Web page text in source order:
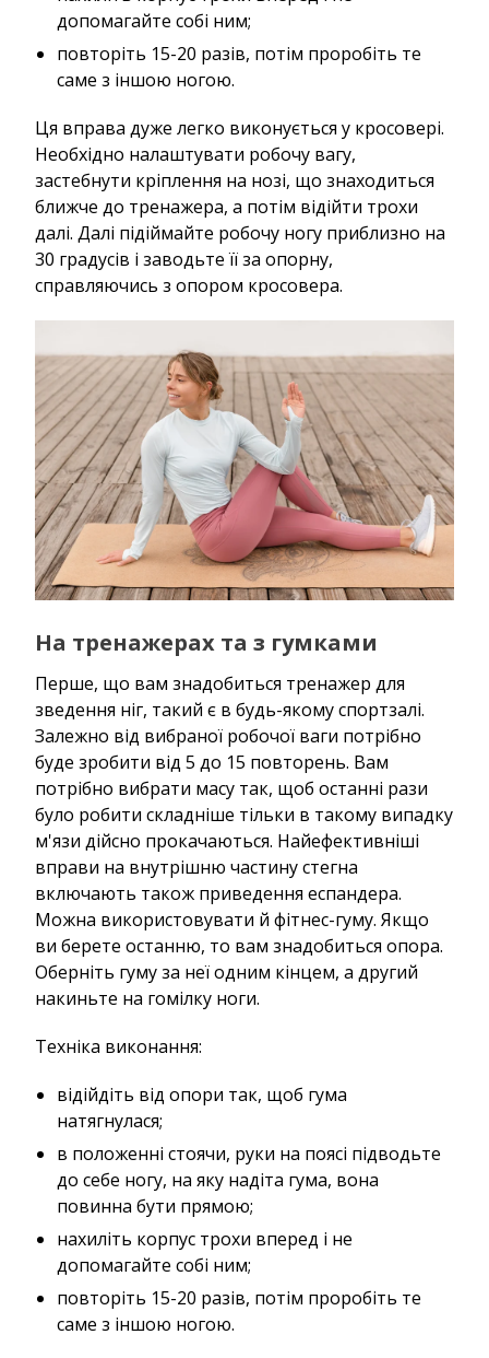
допомагайте собі ним;
повторіть 15-20 разів, потім проробіть те
саме з іншою ногою.
Ця вправа дуже легко виконується у кросовері.
Необхідно налаштувати робочу вагу,
застебнути кріплення на нозі, що знаходиться
ближче до тренажера, а потім відійти трохи
далі. Далі підіймайте робочу ногу приблизно на
30 градусів і заводьте її за опорну,
справляючись з опором кросовера.
На тренажерах та з гумками
Перше, що вам знадобиться тренажер для
зведення ніг, такий є в будь-якому спортзалі.
Залежно від вибраної робочої ваги потрібно
буде зробити від 5 до 15 повторень. Вам
потрібно вибрати масу так, щоб останні рази
було робити складніше тільки в такому випадку
м'язи дійсно прокачаються. Найефективніші
вправи на внутрішню частину стегна
включають також приведення еспандера.
Можна використовувати й фітнес-гуму. Якщо
ви берете останню, то вам знадобиться опора.
Оберніть гуму за неї одним кінцем, а другий
накиньте на гомілку ноги.
Техніка виконання:
відійдіть від опори так, щоб гума
натягнулася;
в положенні стоячи, руки на поясі підводьте
до себе ногу, на яку надіта гума, вона
повинна бути прямою;
нахиліть корпус трохи вперед і не
допомагайте собі ним;
повторіть 15-20 разів, потім проробіть те
саме з іншою ногою.